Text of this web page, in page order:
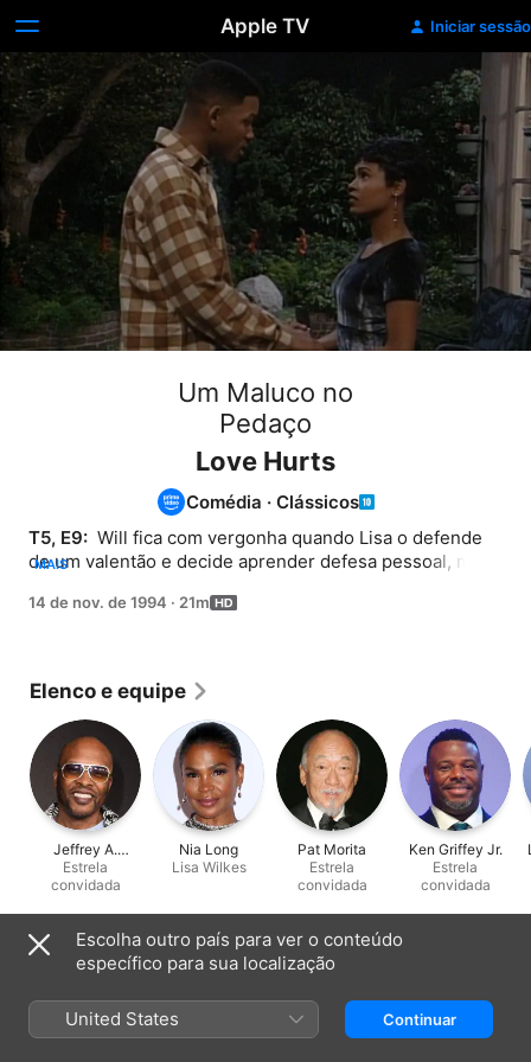
Apple TV Iniciar sessão
Um Maluco no
Pedaço
Love Hurts
Comédia · Clássicos
T5, E9: Will fica com vergonha quando Lisa o defende
de um valentão e decide aprender defesa pessoal, mas
MAIS
14 de nov. de 1994 · 21m
Elenco e equipe
Jeffrey A.
Townes
Estrela
convidada
Nia Long
Lisa Wilkes
Pat Morita
Estrela
convidada
Ken Griffey Jr.
Estrela
convidada
Informações
1994
Duração
Escolha outro país para ver o conteúdo
específico para sua localização
United States Continuar